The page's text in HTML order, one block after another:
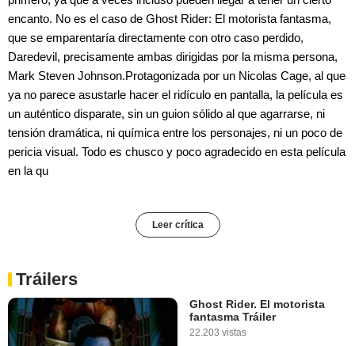
encanto. No es el caso de Ghost Rider: El motorista fantasma,
que se emparentaría directamente con otro caso perdido,
Daredevil, precisamente ambas dirigidas por la misma persona,
Mark Steven Johnson.Protagonizada por un Nicolas Cage, al que
ya no parece asustarle hacer el ridículo en pantalla, la película es
un auténtico disparate, sin un guion sólido al que agarrarse, ni
tensión dramática, ni química entre los personajes, ni un poco de
pericia visual. Todo es chusco y poco agradecido en esta película
en la qu
Leer crítica
Tráilers
Ghost Rider. El motorista
fantasma Tráiler
22.203 vistas